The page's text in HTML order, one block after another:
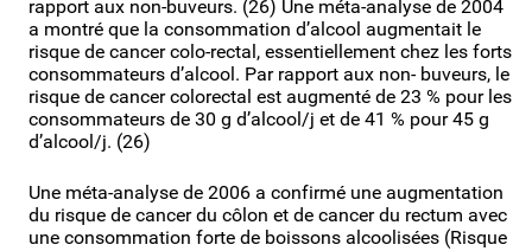
rapport aux non-buveurs. (26) Une méta-analyse de 2004
a montré que la consommation d’alcool augmentait le
risque de cancer colo-rectal, essentiellement chez les forts
consommateurs d’alcool. Par rapport aux non- buveurs, le
risque de cancer colorectal est augmenté de 23 % pour les
consommateurs de 30 g d’alcool/j et de 41 % pour 45 g
d’alcool/j. (26)
Une méta-analyse de 2006 a confirmé une augmentation
du risque de cancer du côlon et de cancer du rectum avec
une consommation forte de boissons alcoolisées (Risque